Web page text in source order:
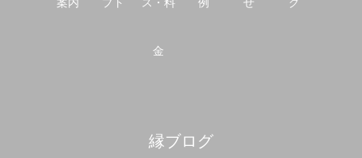
案内 プト ス・料
金
例 せ グ
縁ブログ